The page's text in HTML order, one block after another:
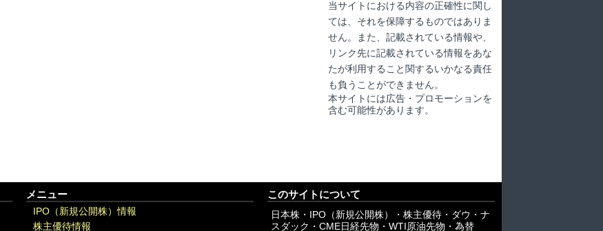
当サイトにおける内容の正確性に関し
ては、それを保障するものではありま
せん。また、記載されている情報や、
リンク先に記載されている情報をあな
たが利用すること関するいかなる責任
も負うことができません。
本サイトには広告・プロモーションを
含む可能性があります。
メニュー
IPO（新規公開株）情報
株主優待情報
このサイトについて
日本株・IPO（新規公開株）・株主優待・ダウ・ナ
スダック・CME日経先物・WTI原油先物・為替